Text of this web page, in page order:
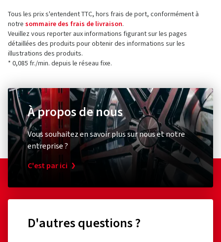
Tous les prix s'entendent TTC, hors frais de port, conformément à
notre sommaire des frais de livraison.
Veuillez vous reporter aux informations figurant sur les pages
détaillées des produits pour obtenir des informations sur les
illustrations des produits.
* 0,085 fr./min. depuis le réseau fixe.
À propos de nous
Vous souhaitez en savoir plus sur nous et notre
entreprise ?
C'est par ici
D'autres questions ?